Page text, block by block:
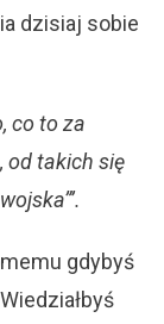
dzisiaj sobie
co to za
od takich się
gdybyś